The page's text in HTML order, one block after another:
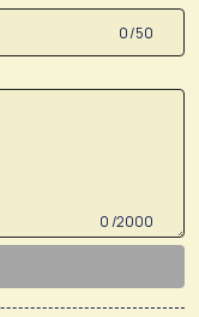
0 /50
0 /2000